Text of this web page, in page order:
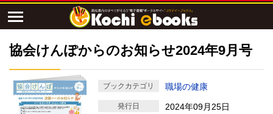
協会けんぽからのお知らせ2024年9月号
ブックカテゴリ 職場の健康
発行日 2024年09月25日